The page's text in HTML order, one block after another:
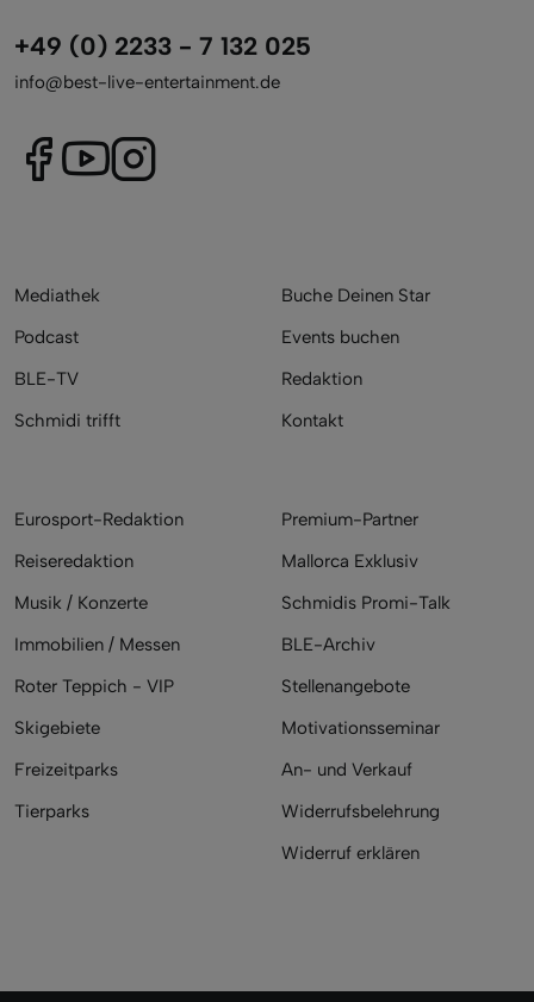
+49 (0) 2233 - 7 132 025
info@best-live-entertainment.de
Mediathek
Podcast
BLE-TV
Schmidi trifft
Eurosport-Redaktion
Reiseredaktion
Musik / Konzerte
Immobilien / Messen
Roter Teppich - VIP
Skigebiete
Freizeitparks
Tierparks
Buche Deinen Star
Events buchen
Redaktion
Kontakt
Premium-Partner
Mallorca Exklusiv
Schmidis Promi-Talk
BLE-Archiv
Stellenangebote
Motivationsseminar
An- und Verkauf
Widerrufsbelehrung
Widerruf erklären